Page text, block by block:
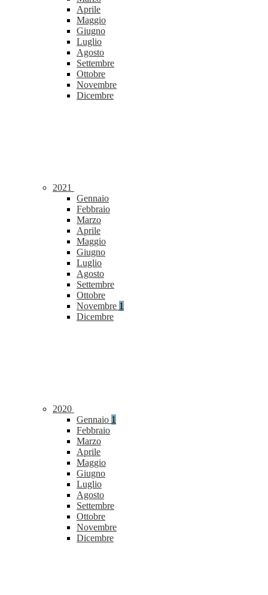
Aprile
Maggio
Giugno
Luglio
Agosto
Settembre
Ottobre
Novembre
Dicembre
2021
Gennaio
Febbraio
Marzo
Aprile
Maggio
Giugno
Luglio
Agosto
Settembre
Ottobre
Novembre 1
Dicembre
2020
Gennaio 1
Febbraio
Marzo
Aprile
Maggio
Giugno
Luglio
Agosto
Settembre
Ottobre
Novembre
Dicembre